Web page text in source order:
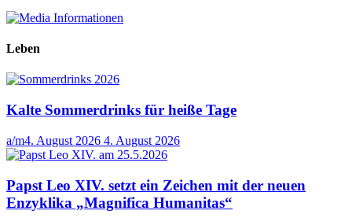
Leben
Kalte Sommerdrinks für heiße Tage
a/m4. August 2026 4. August 2026
Papst Leo XIV. setzt ein Zeichen mit der neuen
Enzyklika „Magnifica Humanitas“